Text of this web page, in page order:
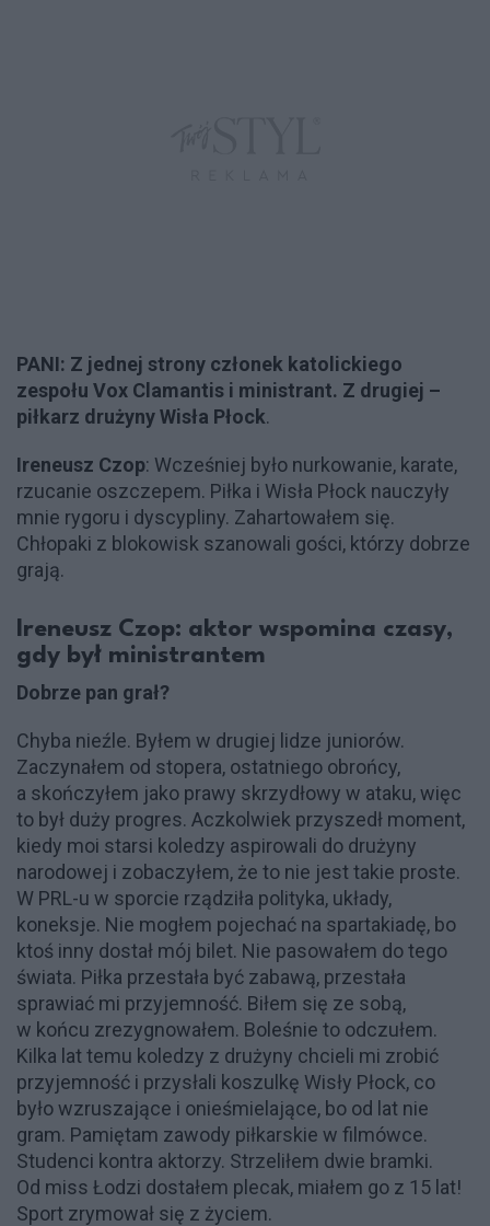
PANI: Z jednej strony członek katolickiego
zespołu Vox Clamantis i ministrant. Z drugiej –
piłkarz drużyny Wisła Płock.
Ireneusz Czop: Wcześniej było nurkowanie, karate,
rzucanie oszczepem. Piłka i Wisła Płock nauczyły
mnie rygoru i dyscypliny. Zahartowałem się.
Chłopaki z blokowisk szanowali gości, którzy dobrze
grają.
Ireneusz Czop: aktor wspomina czasy,
gdy był ministrantem
Dobrze pan grał?
Chyba nieźle. Byłem w drugiej lidze juniorów.
Zaczynałem od stopera, ostatniego obrońcy,
a skończyłem jako prawy skrzydłowy w ataku, więc
to był duży progres. Aczkolwiek przyszedł moment,
kiedy moi starsi koledzy aspirowali do drużyny
narodowej i zobaczyłem, że to nie jest takie proste.
W PRL-u w sporcie rządziła polityka, układy,
koneksje. Nie mogłem pojechać na spartakiadę, bo
ktoś inny dostał mój bilet. Nie pasowałem do tego
świata. Piłka przestała być zabawą, przestała
sprawiać mi przyjemność. Biłem się ze sobą,
w końcu zrezygnowałem. Boleśnie to odczułem.
Kilka lat temu koledzy z drużyny chcieli mi zrobić
przyjemność i przysłali koszulkę Wisły Płock, co
było wzruszające i onieśmielające, bo od lat nie
gram. Pamiętam zawody piłkarskie w filmówce.
Studenci kontra aktorzy. Strzeliłem dwie bramki.
Od miss Łodzi dostałem plecak, miałem go z 15 lat!
Sport zrymował się z życiem.